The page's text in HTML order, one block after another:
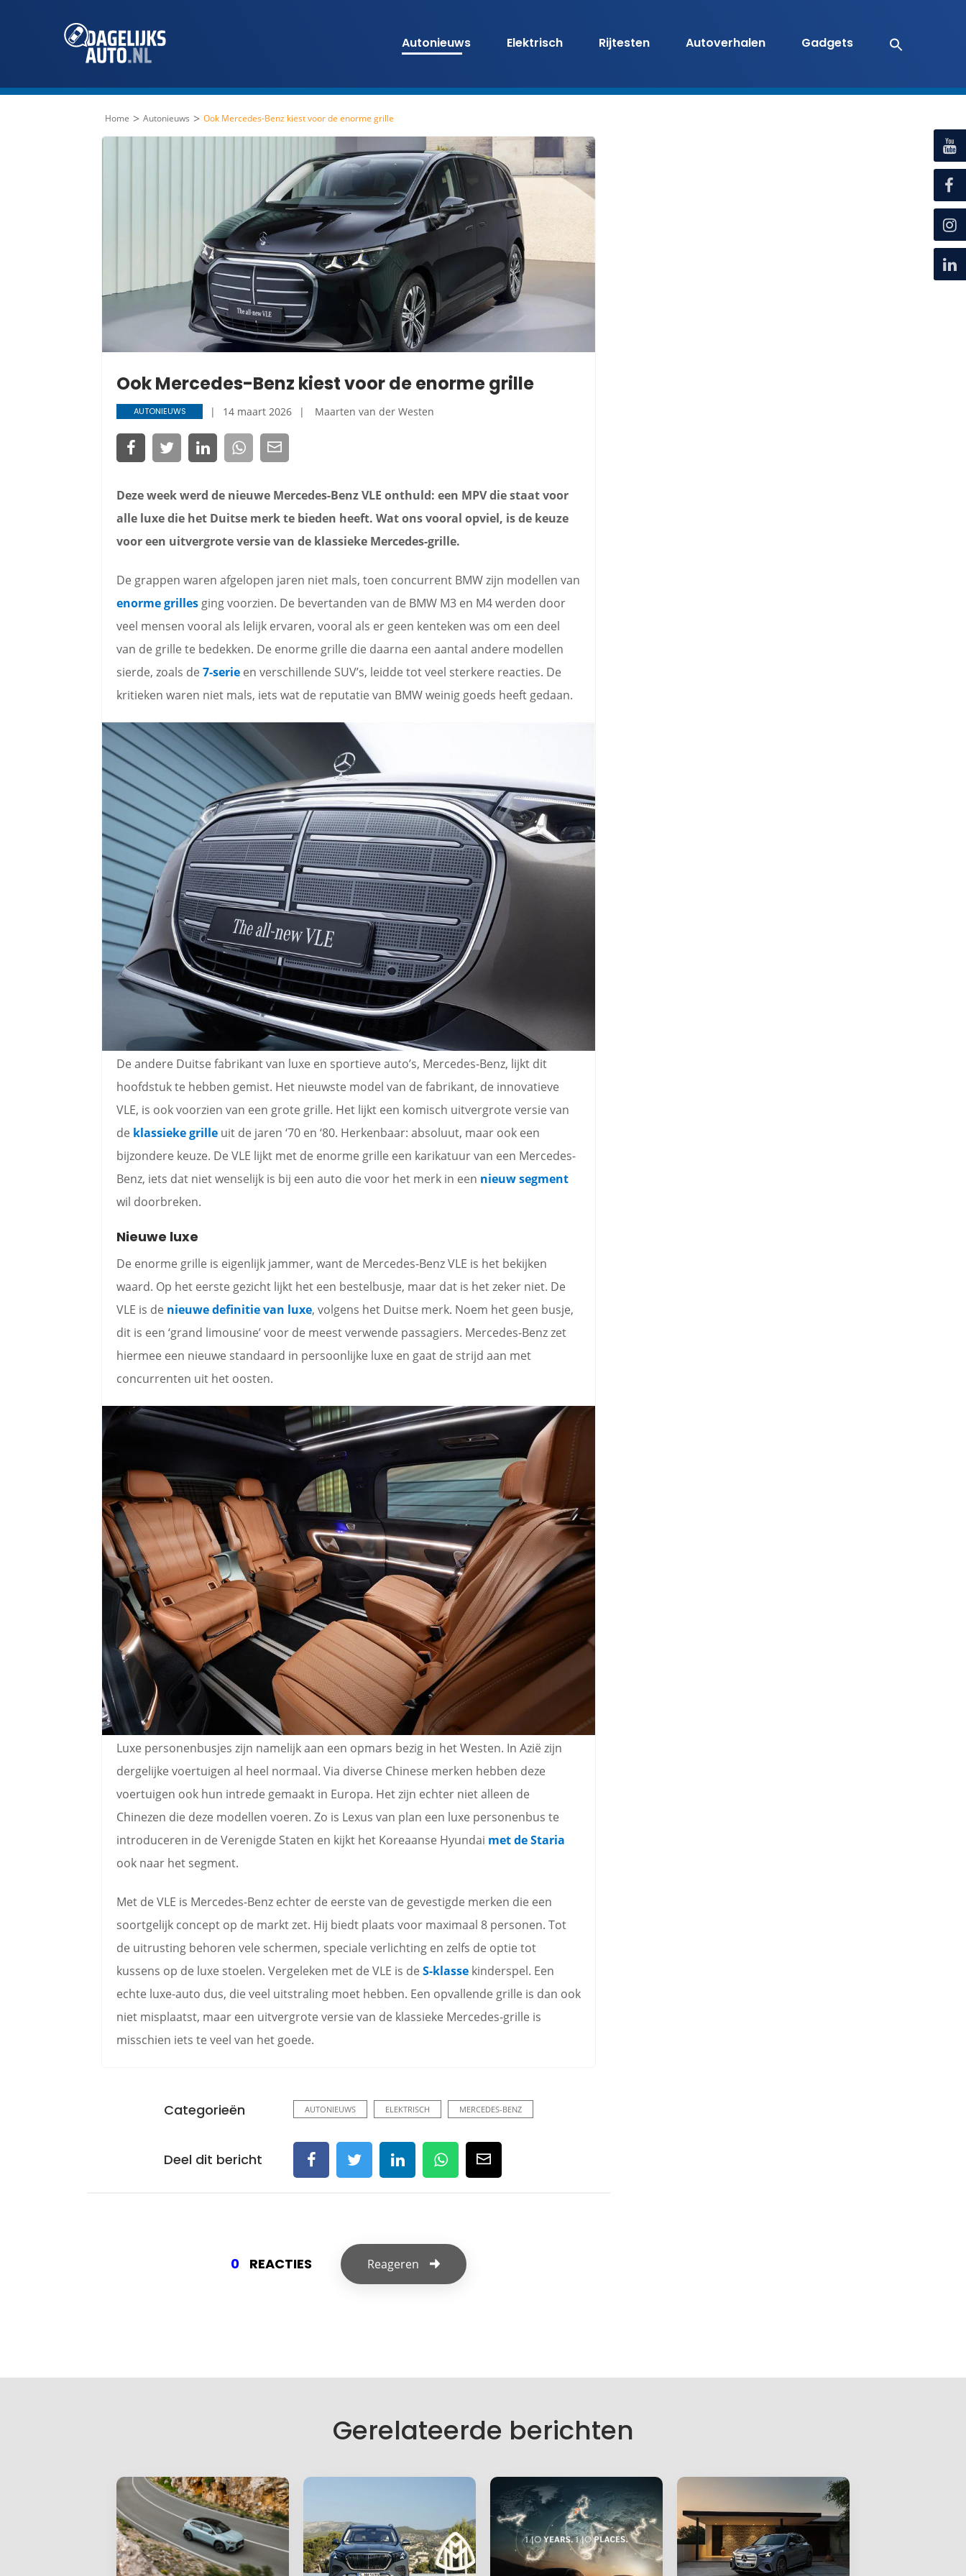
Autonieuws Elektrisch Rijtesten Autoverhalen Gadgets
Home > Autonieuws > Ook Mercedes-Benz kiest voor de enorme grille
Ook Mercedes-Benz kiest voor de enorme grille
AUTONIEUWS 14 maart 2026 Maarten van der Westen
Deze week werd de nieuwe Mercedes-Benz VLE onthuld: een MPV die staat voor
alle luxe die het Duitse merk te bieden heeft. Wat ons vooral opviel, is de keuze
voor een uitvergrote versie van de klassieke Mercedes-grille.
De grappen waren afgelopen jaren niet mals, toen concurrent BMW zijn modellen van
enorme grilles ging voorzien. De bevertanden van de BMW M3 en M4 werden door
veel mensen vooral als lelijk ervaren, vooral als er geen kenteken was om een deel
van de grille te bedekken. De enorme grille die daarna een aantal andere modellen
sierde, zoals de 7-serie en verschillende SUV’s, leidde tot veel sterkere reacties. De
kritieken waren niet mals, iets wat de reputatie van BMW weinig goeds heeft gedaan.
De andere Duitse fabrikant van luxe en sportieve auto’s, Mercedes-Benz, lijkt dit
hoofdstuk te hebben gemist. Het nieuwste model van de fabrikant, de innovatieve
VLE, is ook voorzien van een grote grille. Het lijkt een komisch uitvergrote versie van
de klassieke grille uit de jaren ‘70 en ‘80. Herkenbaar: absoluut, maar ook een
bijzondere keuze. De VLE lijkt met de enorme grille een karikatuur van een Mercedes-
Benz, iets dat niet wenselijk is bij een auto die voor het merk in een nieuw segment
wil doorbreken.
Nieuwe luxe
De enorme grille is eigenlijk jammer, want de Mercedes-Benz VLE is het bekijken
waard. Op het eerste gezicht lijkt het een bestelbusje, maar dat is het zeker niet. De
VLE is de nieuwe definitie van luxe, volgens het Duitse merk. Noem het geen busje,
dit is een ‘grand limousine’ voor de meest verwende passagiers. Mercedes-Benz zet
hiermee een nieuwe standaard in persoonlijke luxe en gaat de strijd aan met
concurrenten uit het oosten.
Luxe personenbusjes zijn namelijk aan een opmars bezig in het Westen. In Azië zijn
dergelijke voertuigen al heel normaal. Via diverse Chinese merken hebben deze
voertuigen ook hun intrede gemaakt in Europa. Het zijn echter niet alleen de
Chinezen die deze modellen voeren. Zo is Lexus van plan een luxe personenbus te
introduceren in de Verenigde Staten en kijkt het Koreaanse Hyundai met de Staria
ook naar het segment.
Met de VLE is Mercedes-Benz echter de eerste van de gevestigde merken die een
soortgelijk concept op de markt zet. Hij biedt plaats voor maximaal 8 personen. Tot
de uitrusting behoren vele schermen, speciale verlichting en zelfs de optie tot
kussens op de luxe stoelen. Vergeleken met de VLE is de S-klasse kinderspel. Een
echte luxe-auto dus, die veel uitstraling moet hebben. Een opvallende grille is dan ook
niet misplaatst, maar een uitvergrote versie van de klassieke Mercedes-grille is
misschien iets te veel van het goede.
Categorieën AUTONIEUWS ELEKTRISCH MERCEDES-BENZ
Deel dit bericht
0 REACTIES Reageren
Naam*
Gerelateerde berichten